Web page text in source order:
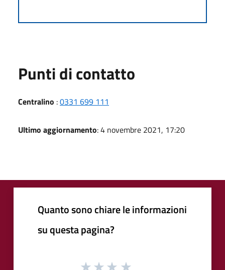
Punti di contatto
Centralino :0331 699 111
Ultimo aggiornamento: 4 novembre 2021, 17:20
Quanto sono chiare le informazioni
su questa pagina?